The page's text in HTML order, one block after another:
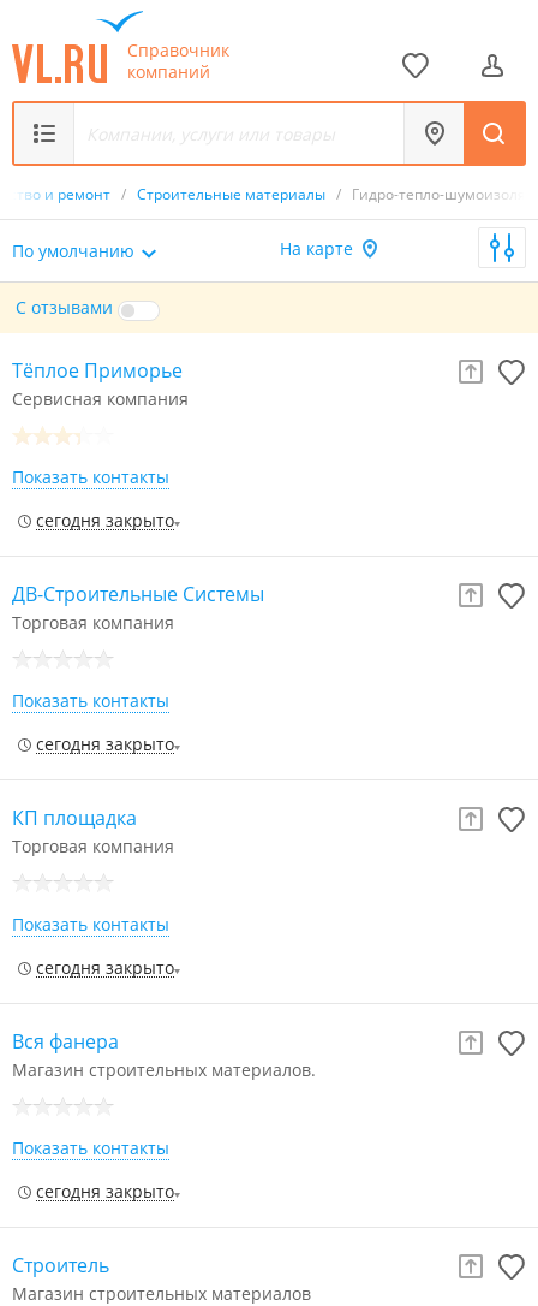
Справочник
компаний
и ремонт / Строительные материалы / Гидро-тепло-
По умолчанию На карте
С отзывами
Тёплое Приморье
Сервисная компания
Показать контакты
сегодня закрыто
ДВ-Строительные Системы
Торговая компания
Показать контакты
сегодня закрыто
КП площадка
Торговая компания
Показать контакты
сегодня закрыто
Вся фанера
Магазин строительных материалов.
Показать контакты
сегодня закрыто
Строитель
Магазин строительных материалов